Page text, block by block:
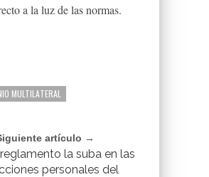
a la luz de las normas.
MULTILATERAL
artículo →
la suba en las
personales del